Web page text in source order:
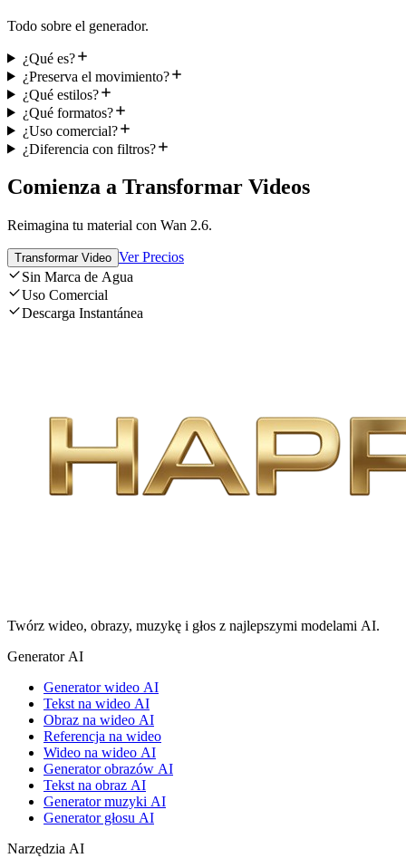
Todo sobre el generador.
¿Qué es?
¿Preserva el movimiento?
¿Qué estilos?
¿Qué formatos?
¿Uso comercial?
¿Diferencia con filtros?
Comienza a Transformar Videos
Reimagina tu material con Wan 2.6.
Transformar Video Ver Precios
Sin Marca de Agua
Uso Comercial
Descarga Instantánea
Twórz wideo, obrazy, muzykę i głos z najlepszymi modelami AI.
Generator AI
Generator wideo AI
Tekst na wideo AI
Obraz na wideo AI
Referencja na wideo
Wideo na wideo AI
Generator obrazów AI
Tekst na obraz AI
Generator muzyki AI
Generator głosu AI
Narzędzia AI